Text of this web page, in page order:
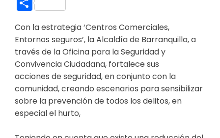
Con la estrategia ‘Centros Comerciales,
Entornos seguros’, la Alcaldía de Barranquilla, a
través de la Oficina para la Seguridad y
Convivencia Ciudadana, fortalece sus
acciones de seguridad, en conjunto con la
comunidad, creando escenarios para sensibilizar
sobre la prevención de todos los delitos, en
especial el hurto,